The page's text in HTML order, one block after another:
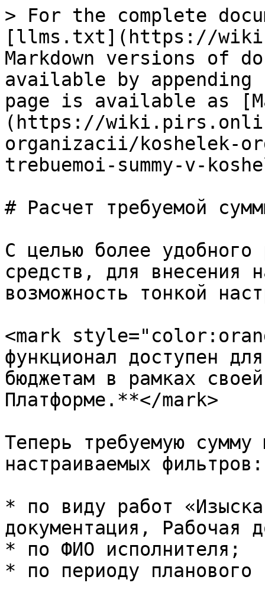
> For the complete
[llms.txt](https://
Markdown versions of
available by
page is available as
(https://
organizacii/koshelek-
trebuemoi-summy-v-
# Расчет требуемой
С целью более удобного
средств, для внесения
возможность тонкой
<mark
функционал доступен
бюджетам в рамках
Платформе.**</mark>
Теперь требуемую
настраиваемых фильтров:
* по виду работ
документация, Рабочая
* по ФИО исполнителя;
* по периоду планового